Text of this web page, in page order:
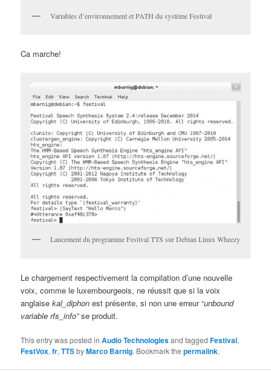
Variables d’environnement et PATH du système Festival
Ca marche!
Lancement du programme Festival TTS sur Debian Linux Wheezy
Le chargement respectivement la compilation d’une nouvelle
voix, comme le luxembourgeois, ne réussit que si la voix
anglaisekal_diphon est présente, si non une erreur “unbound
variable rfs_info”se produit.
This entry was posted inAudio Technologiesand taggedFestival,
FestVox,fr,TTSbyMarco Barnig. Bookmark thepermalink.